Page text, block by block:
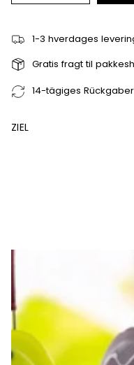
1-3 hverdages
Gratis fragt til
14-tägiges
ZIEL